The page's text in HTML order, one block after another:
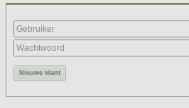
Nieuwe klant